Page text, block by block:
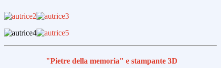
"Pietre della memoria" e stampante 3D